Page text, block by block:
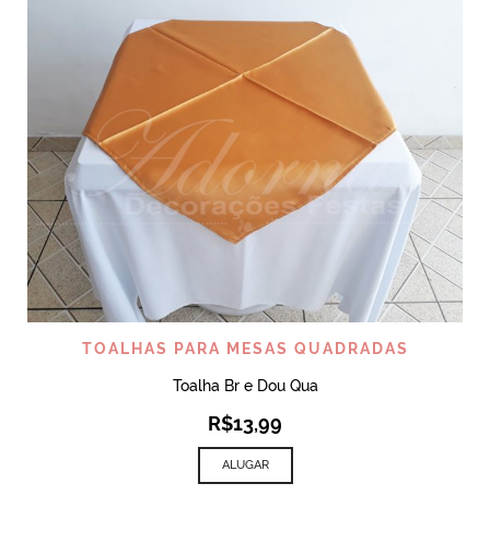
TOALHAS PARA MESAS QUADRADAS
Toalha Br e Dou Qua
R$13,99
ALUGAR